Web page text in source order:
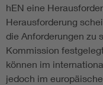
hEN eine
Herausforderung
die Anforderungen zu
Kommission
können im
jedoch im